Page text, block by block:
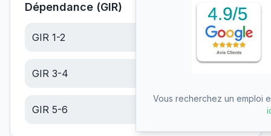
Dépendance (GIR)
GIR 1-2 20.92€/jour
GIR 3-4
GIR 5-6
Vous recherchez un emploi